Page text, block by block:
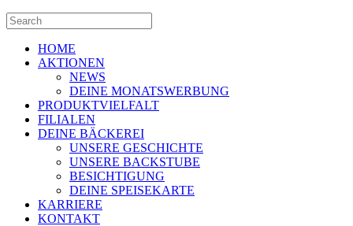
HOME
AKTIONEN
NEWS
DEINE MONATSWERBUNG
PRODUKTVIELFALT
FILIALEN
DEINE BÄCKEREI
UNSERE GESCHICHTE
UNSERE BACKSTUBE
BESICHTIGUNG
DEINE SPEISEKARTE
KARRIERE
KONTAKT